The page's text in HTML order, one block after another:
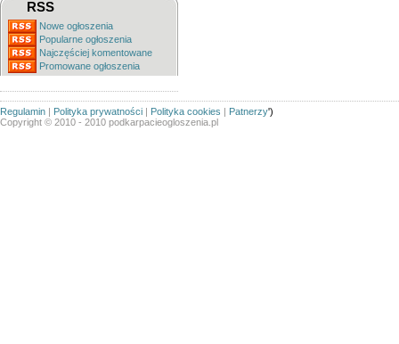
RSS
Nowe ogłoszenia
Popularne ogłoszenia
Najczęściej komentowane
Promowane ogłoszenia
Regulamin | Polityka prywatności | Polityka cookies | Patnerzy
Copyright © 2010 - 2010 podkarpacieogloszenia.pl
')